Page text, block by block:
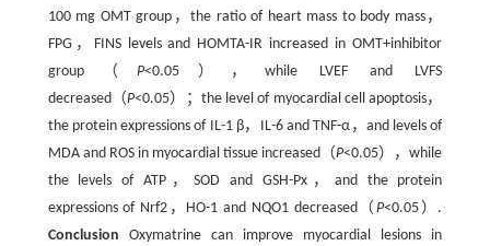
100 mg OMT group，the ratio of heart mass to body mass，
FPG，FINS levels and HOMTA-IR increased in OMT+inhibitor
group（ P<0.05），while LVEF and LVFS
decreased（P<0.05）；the level of myocardial cell apoptosis，
the protein expressions of IL-1 β，IL-6 and TNF-α，and levels of
MDA and ROS in myocardial tissue increased（P<0.05），while
the levels of ATP，SOD and GSH-Px，and the protein
expressions of Nrf2，HO-1 and NQO1 decreased（ P<0.05）.
Conclusion Oxymatrine can improve myocardial lesions in